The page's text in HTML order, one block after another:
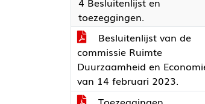
toezeggingen.
Besluitenlijst van de
commissie Ruimte
Duurzaamheid en
van 14 februari 2023.